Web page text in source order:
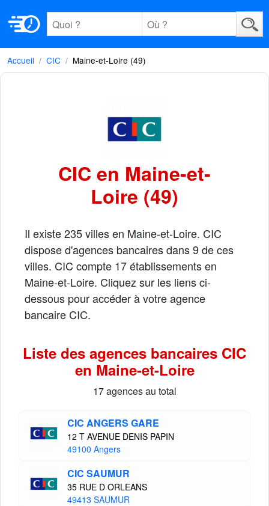
Accueil CIC Maine-et-Loire (49)
CIC en Maine-et-
Loire (49)
Il existe 235 villes en Maine-et-Loire. CIC
dispose d'agences bancaires dans 9 de ces
villes. CIC compte 17 établissements en
Maine-et-Loire. Cliquez sur les liens ci-
dessous pour accéder à votre agence
bancaire CIC.
Liste des agences bancaires CIC
en Maine-et-Loire
17 agences au total
CIC ANGERS GARE
12 T AVENUE DENIS PAPIN
49100 Angers
CIC SAUMUR
35 RUE D ORLEANS
49413 SAUMUR